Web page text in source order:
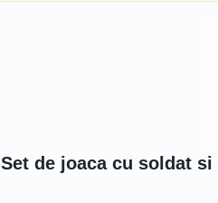
Set de joaca cu soldat